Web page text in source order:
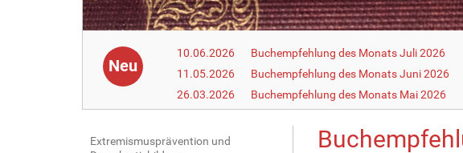
Neu
10.06.2026
Buchempfehlung des Monats Juli 2026
11.05.2026
Buchempfehlung des Monats Juni 2026
26.03.2026
Buchempfehlung des Monats Mai 2026
N
Extremismusprävention und